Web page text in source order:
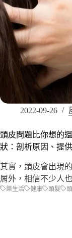
2022-09-26
頭皮問題比你想的
狀：剖析原因、提
其實，頭皮會出現
屑外，相信不少人
樂生活 健康 頭髮